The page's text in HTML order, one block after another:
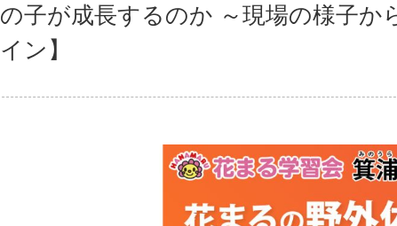
の子が成長するのか ～現場の様子か
イン】